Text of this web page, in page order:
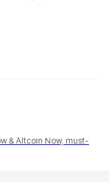
& Altcoin Now, must-